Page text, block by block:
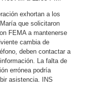
exhortan a los
que solicitaron
FEMA a mantenerse
cambia de
deben contactar a
La falta de
errónea podría
asistencia. INS